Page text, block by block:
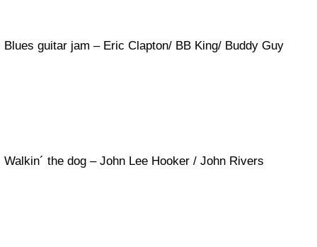
Blues guitar jam – Eric Clapton/ BB King/ Buddy Guy
Walkin´ the dog – John Lee Hooker / John Rivers